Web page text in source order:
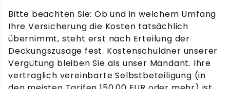
Bitte beachten Sie: Ob und in welchem Umfang
Ihre Versicherung die Kosten tatsächlich
übernimmt, steht erst nach Erteilung der
Deckungszusage fest. Kostenschuldner unserer
Vergütung bleiben Sie als unser Mandant. Ihre
vertraglich vereinbarte Selbstbeteiligung (in